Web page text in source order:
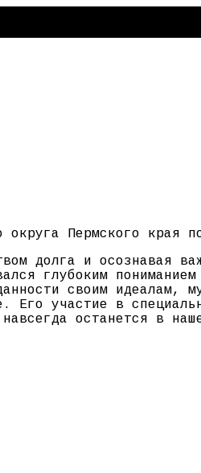
округа Пермского края
долга и осознавая
глубоким
своим идеалам,
Его участие в
останется в